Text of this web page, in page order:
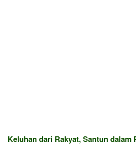
Keluhan dari Rakyat, Santun dalam